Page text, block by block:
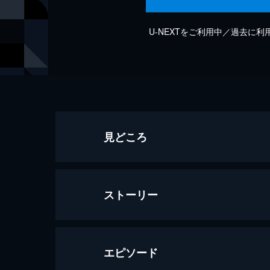
U-NEXTをご利用中／過去に利
見どころ
ストーリー
エピソード